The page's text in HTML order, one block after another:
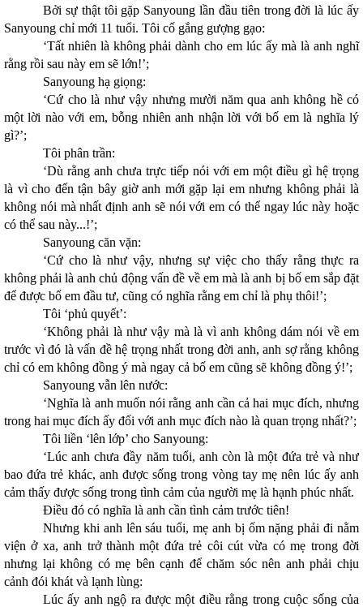
Bởi sự thật tôi gặp Sanyoung lần đầu tiên trong đời là lúc ấy
Sanyoung chỉ mới 11 tuổi. Tôi cố gắng gượng gạo:
‘Tất nhiên là không phải dành cho em lúc ấy mà là anh nghĩ
rằng rồi sau này em sẽ lớn!’;
Sanyoung hạ giọng:
‘Cứ cho là như vậy nhưng mười năm qua anh không hề có
một lời nào với em, bỗng nhiên anh nhận lời với bố em là nghĩa lý
gì?’;
Tôi phân trần:
‘Dù rằng anh chưa trực tiếp nói với em một điều gì hệ trọng
là vì cho đến tận bây giờ anh mới gặp lại em nhưng không phải là
không nói mà nhất định anh sẽ nói với em có thể ngay lúc này hoặc
có thể sau này...!’;
Sanyoung căn vặn:
‘Cứ cho là như vậy, nhưng sự việc cho thấy rằng thực ra
không phải là anh chủ động vấn đề về em mà là anh bị bố em sắp đặt
để được bố em đầu tư, cũng có nghĩa rằng em chỉ là phụ thôi!’;
Tôi ‘phủ quyết’:
‘Không phải là như vậy mà là vì anh không dám nói về em
trước vì đó là vấn đề hệ trọng nhất trong đời anh, anh sợ rằng không
chỉ có em không đồng ý mà ngay cả bố em cũng sẽ không đồng ý!’;
Sanyoung vẫn lên nước:
‘Nghĩa là anh muốn nói rằng anh cần cả hai mục đích, nhưng
trong hai mục đích ấy đối với anh mục đích nào là quan trọng nhất?’;
Tôi liền ‘lên lớp’ cho Sanyoung:
‘Lúc anh chưa đầy năm tuổi, anh còn là một đứa trẻ và như
bao đứa trẻ khác, anh được sống trong vòng tay mẹ nên lúc ấy anh
cảm thấy được sống trong tình cảm của người mẹ là hạnh phúc nhất.
Điều đó có nghĩa là anh cần tình cảm trước tiên!
Nhưng khi anh lên sáu tuổi, mẹ anh bị ốm nặng phải đi nằm
viện ở xa, anh trở thành một đứa trẻ côi cút vừa có mẹ trong đời
nhưng lại không có mẹ bên cạnh để chăm sóc nên anh phải chịu
cảnh đói khát và lạnh lùng:
Lúc ấy anh ngộ ra được một điều rằng trong cuộc sống của